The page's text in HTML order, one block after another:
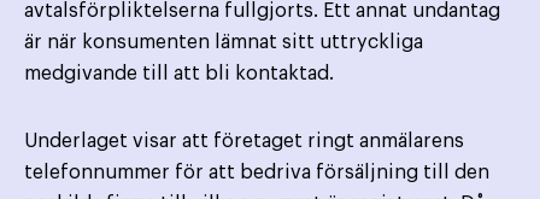
avtalsförpliktelserna fullgjorts. Ett annat undantag
är när konsumenten lämnat sitt uttryckliga
medgivande till att bli kontaktad.
Underlaget visar att företaget ringt anmälarens
telefonnummer för att bedriva försäljning till den